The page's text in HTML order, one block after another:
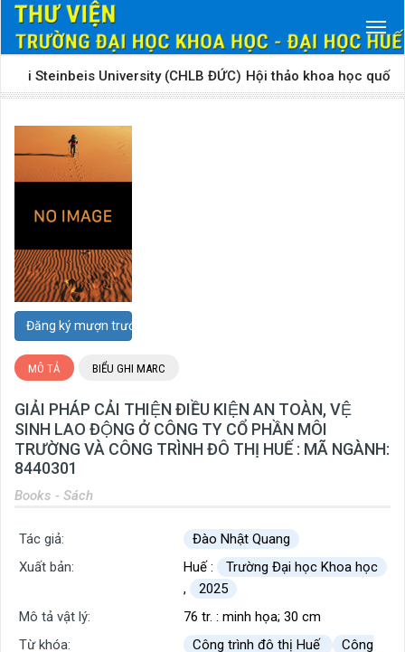
Steinbeis University (CHLB ĐỨC)​ Hội thảo khoa học quốc tế
Đăng ký mượn trước
GIẢI PHÁP CẢI THIỆN ĐIỀU KIỆN AN TOÀN, VỆ
SINH LAO ĐỘNG Ở CÔNG TY CỔ PHẦN MÔI
TRƯỜNG VÀ CÔNG TRÌNH ĐÔ THỊ HUẾ : MÃ NGÀNH:
8440301
Books - Sách
MÔ TẢ BIỂU GHI MARC
Tác giả:
Đào Nhật Quang
Xuất bản:
Huế :
Trường Đại học Khoa học
,
2025
Mô tả vật lý:
76 tr. : minh họa; 30 cm
Từ khóa:
Công trình đô thị Huế
Công